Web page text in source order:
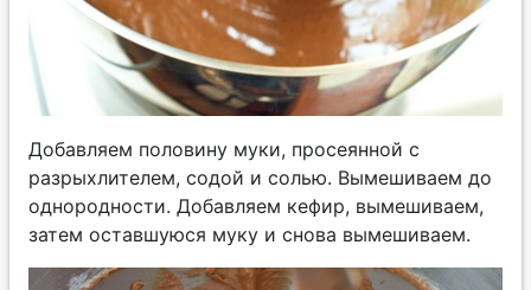
Добавляем половину муки, просеянной с
разрыхлителем, содой и солью. Вымешиваем до
однородности. Добавляем кефир, вымешиваем,
затем оставшуюся муку и снова вымешиваем.